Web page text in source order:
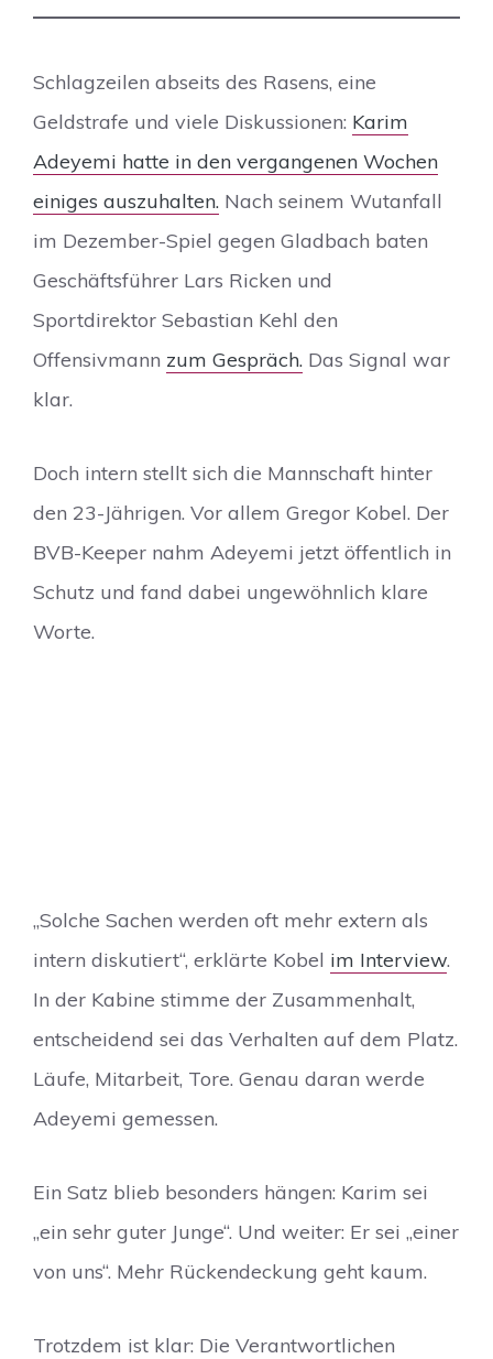
Schlagzeilen abseits des Rasens, eine
Geldstrafe und viele Diskussionen: Karim
Adeyemi hatte in den vergangenen Wochen
einiges auszuhalten. Nach seinem Wutanfall
im Dezember-Spiel gegen Gladbach baten
Geschäftsführer Lars Ricken und
Sportdirektor Sebastian Kehl den
Offensivmann zum Gespräch. Das Signal war
klar.
Doch intern stellt sich die Mannschaft hinter
den 23-Jährigen. Vor allem Gregor Kobel. Der
BVB-Keeper nahm Adeyemi jetzt öffentlich in
Schutz und fand dabei ungewöhnlich klare
Worte.
„Solche Sachen werden oft mehr extern als
intern diskutiert“, erklärte Kobel im Interview.
In der Kabine stimme der Zusammenhalt,
entscheidend sei das Verhalten auf dem Platz.
Läufe, Mitarbeit, Tore. Genau daran werde
Adeyemi gemessen.
Ein Satz blieb besonders hängen: Karim sei
„ein sehr guter Junge“. Und weiter: Er sei „einer
von uns“. Mehr Rückendeckung geht kaum.
Trotzdem ist klar: Die Verantwortlichen